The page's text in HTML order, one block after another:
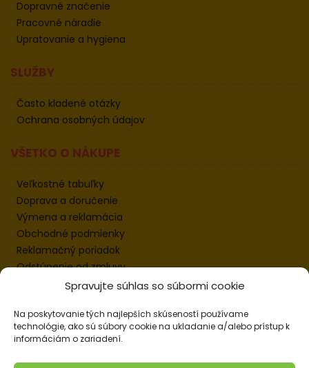
Spravujte súhlas so súbormi cookie
Na poskytovanie tých najlepších skúseností používame
technológie, ako sú súbory cookie na ukladanie a/alebo prístup k
informáciám o zariadení.
Dopravné značenie
Pracovné náradie
Upratovanie a hygiena
SLUŽBY
Často kladené otázky
Ochrana osobných údajov
VŠETKO O NÁKUPE
Veľkostné tabuľky
Doprava a doručenie
Výmena a reklamácia
Obchodné podmienky
Reklamačný poriadok
Odstúpenie od zmluvy
Informácie k odstúpeniu
Nastavenie cookies